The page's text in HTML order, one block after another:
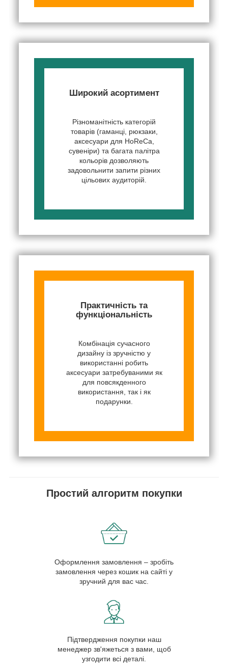
Широкий асортимент
Різноманітність категорій
товарів (гаманці, рюкзаки,
аксесуари для HoReCa,
сувеніри) та багата палітра
кольорів дозволяють
задовольнити запити різних
цільових аудиторій.
Практичність та
функціональність
Комбінація сучасного
дизайну із зручністю у
використанні робить
аксесуари затребуваними як
для повсякденного
використання, так і як
подарунки.
Простий алгоритм покупки
Оформлення замовлення – зробіть
замовлення через кошик на сайті у
зручний для вас час.
Підтвердження покупки наш
менеджер зв'яжеться з вами, щоб
узгодити всі деталі.